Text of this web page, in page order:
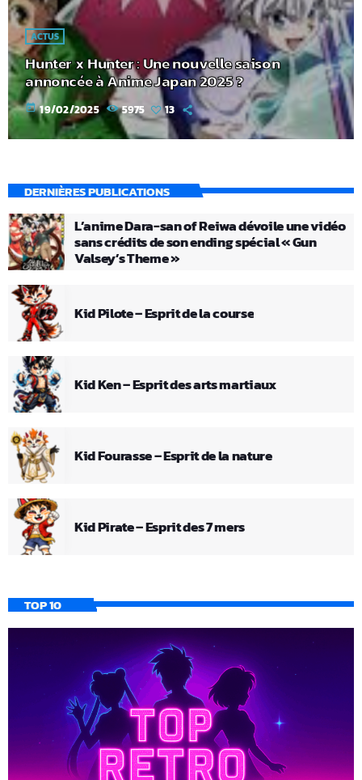
ACTUS
Hunter x Hunter : Une nouvelle saison
annoncée à Anime Japan 2025 ?
today 19/02/2025 5975 13
DERNIÈRES PUBLICATIONS
L’anime Dara-san of Reiwa dévoile une vidéo
sans crédits de son ending spécial « Gun
Valsey’s Theme »
Kid Pilote – Esprit de la course
Kid Ken – Esprit des arts martiaux
Kid Fourasse – Esprit de la nature
Kid Pirate – Esprit des 7 mers
TOP 10